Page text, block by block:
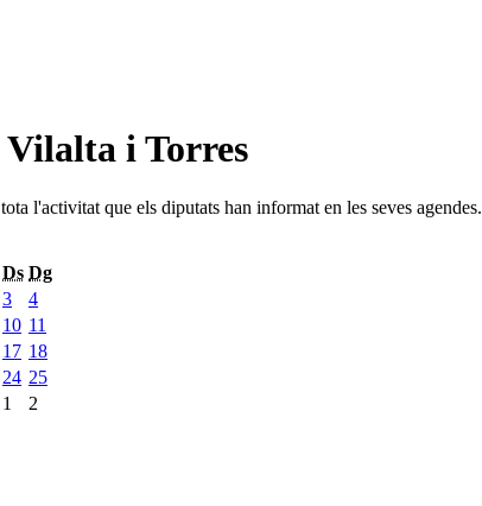
i Torres
l'activitat que els diputats han informat en les seves agendes.
Ds Dg
3
4
10 11
17 18
24 25
1 2